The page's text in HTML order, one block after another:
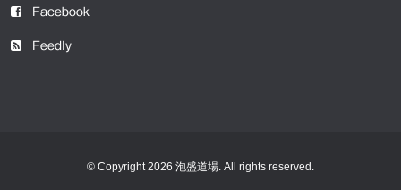
Facebook
Feedly
© Copyright 2026 泡盛道場. All rights reserved.